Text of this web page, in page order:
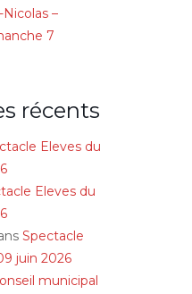
–
7
récents
Eleves du
Eleves du
Spectacle
juin 2026
municipal